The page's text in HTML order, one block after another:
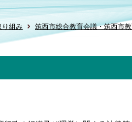
り組み 筑西市総合教育会議・筑西市